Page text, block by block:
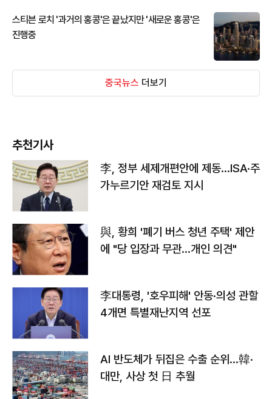
스티븐 로치 '과거의 홍콩'은 끝났지만 '새로운 홍콩'은
진행중
중국뉴스 더보기
추천기사
李, 정부 세제개편안에 제동…ISA·주
가누르기안 재검토 지시
與, 황희 '폐기 버스 청년 주택' 제안
에 "당 입장과 무관…개인 의견"
李대통령, '호우피해' 안동·의성 관할
4개면 특별재난지역 선포
AI 반도체가 뒤집은 수출 순위…韓·
대만, 사상 첫 日 추월